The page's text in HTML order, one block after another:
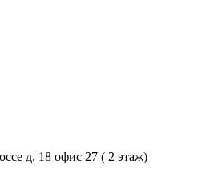
д. 18 офис 27 ( 2 этаж)